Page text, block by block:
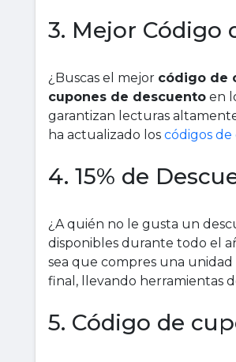
3. Mejor Código
¿Buscas el mejor código de
cupones de descuento en
garantizan lecturas
ha actualizado los códigos
4. 15% de
¿A quién no le gusta un
disponibles durante todo el
sea que compres una
final, llevando herramientas
5. Código de